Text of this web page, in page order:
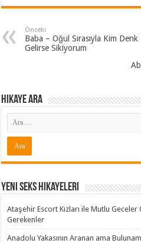
Önceki
Baba – Oğul Sırasıyla Kim Denk
Gelirse Sikiyorum
Hikaye ARA
Yeni Seks Hikayeleri
Ataşehir Escort Kızları ile Mutlu Geceler
Gerekenler
Anadolu Yakasının Aranan ama